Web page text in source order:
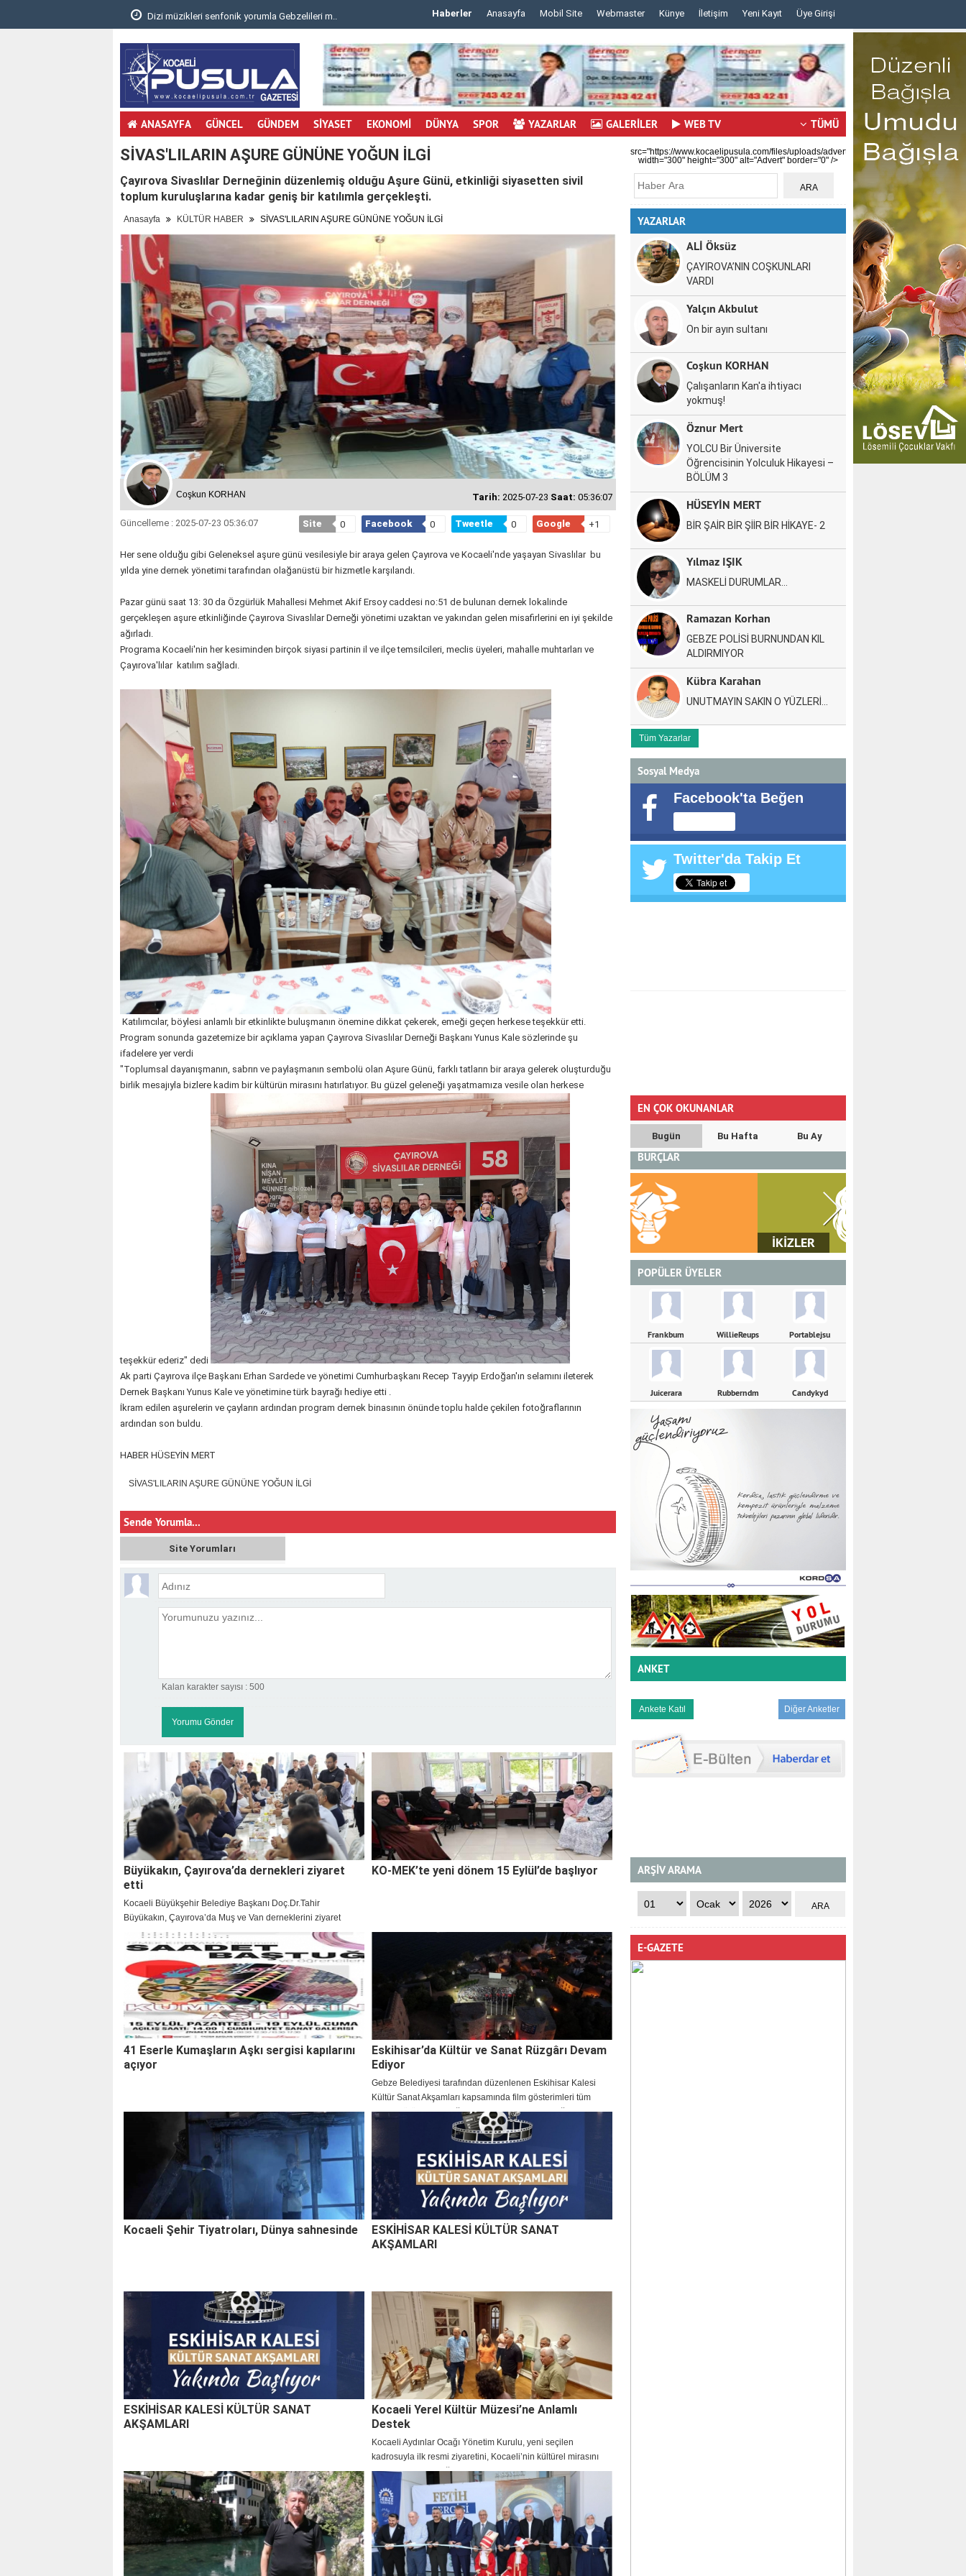
Dizi müzikleri senfonik yorumla Gebzelileri m.. Haberler Anasayfa Mobil Site Webmaster Künye İletişim Yeni Kayıt Üye Girişi
ANASAYFA GÜNCEL GÜNDEM SİYASET EKONOMİ DÜNYA SPOR YAZARLAR GALERİLER WEB TV TÜMÜ
SİVAS'LILARIN AŞURE GÜNÜNE YOĞUN İLGİ
Çayırova Sivaslılar Derneğinin düzenlemiş olduğu Aşure Günü, etkinliği siyasetten sivil
toplum kuruluşlarına kadar geniş bir katılımla gerçekleşti.
Anasayfa KÜLTÜR HABER SİVAS'LILARIN AŞURE GÜNÜNE YOĞUN İLGİ
Coşkun KORHAN Tarih: 2025-07-23 Saat: 05:36:07
Güncelleme : 2025-07-23 05:36:07 Site 0 Facebook 0 Tweetle 0 Google +1
Her sene olduğu gibi Geleneksel aşure günü vesilesiyle bir araya gelen Çayırova ve Kocaeli'nde yaşayan Sivaslılar bu
yılda yine dernek yönetimi tarafından olağanüstü bir hizmetle karşılandı.
Pazar günü saat 13: 30 da Özgürlük Mahallesi Mehmet Akif Ersoy caddesi no:51 de bulunan dernek lokalinde
gerçekleşen aşure etkinliğinde Çayırova Sivaslılar Derneği yönetimi uzaktan ve yakından gelen misafirlerini en iyi şekilde
ağırladı.
Programa Kocaeli'nin her kesiminden birçok siyasi partinin il ve ilçe temsilcileri, meclis üyeleri, mahalle muhtarları ve
Çayırova'lılar katılım sağladı.
Katılımcılar, böylesi anlamlı bir etkinlikte buluşmanın önemine dikkat çekerek, emeği geçen herkese teşekkür etti.
Program sonunda gazetemize bir açıklama yapan Çayırova Sivaslılar Derneği Başkanı Yunus Kale sözlerinde şu
ifadelere yer verdi
"Toplumsal dayanışmanın, sabrın ve paylaşmanın sembolü olan Aşure Günü, farklı tatların bir araya gelerek oluşturduğu
birlik mesajıyla bizlere kadim bir kültürün mirasını hatırlatıyor. Bu güzel geleneği yaşatmamıza vesile olan herkese
teşekkür ederiz" dedi
Ak parti Çayırova ilçe Başkanı Erhan Sardede ve yönetimi Cumhurbaşkanı Recep Tayyip Erdoğan'ın selamını ileterek
Dernek Başkanı Yunus Kale ve yönetimine türk bayrağı hediye etti .
İkram edilen aşurelerin ve çayların ardından program dernek binasının önünde toplu halde çekilen fotoğraflarının
ardından son buldu.
HABER HÜSEYİN MERT
SİVAS'LILARIN AŞURE GÜNÜNE YOĞUN İLGİ
Sende Yorumla...
Site Yorumları
Kalan karakter sayısı : 500
Büyükakın, Çayırova’da dernekleri ziyaret
etti
Kocaeli Büyükşehir Belediye Başkanı Doç.Dr.Tahir
Büyükakın, Çayırova’da Muş ve Van derneklerini ziyaret
ederek vatandaşlarla buluştu. Ziyaretlerde birlik ve beraberlik
mesajı verdi.
KO-MEK’te yeni dönem 15 Eylül’de başlıyor
41 Eserle Kumaşların Aşkı sergisi kapılarını
açıyor
Eskihisar’da Kültür ve Sanat Rüzgârı Devam
Ediyor
Gebze Belediyesi tarafından düzenlenen Eskihisar Kalesi
Kültür Sanat Akşamları kapsamında film gösterimleri tüm
hızıyla sürüyor. Etkinliğin ikinci akşamında “7. Koğuştaki
Mucize” filmi, tarihi atmosferiyle dikkat çeken Eskihisar
Kalesi’nde Gebzelilerin beğenisine sunuldu.
Kocaeli Şehir Tiyatroları, Dünya sahnesinde
ESKİHİSAR KALESİ KÜLTÜR SANAT
AKŞAMLARI
ESKİHİSAR KALESİ KÜLTÜR SANAT
AKŞAMLARI
Kocaeli Yerel Kültür Müzesi’ne Anlamlı
Destek
Kocaeli Aydınlar Ocağı Yönetim Kurulu, yeni seçilen
kadrosuyla ilk resmi ziyaretini, Kocaeli’nin kültürel mirasını
korumak ve geleceğe taşımak amacıyla kurulan Kocaeli Yerel
Kültür Müzesi’ne gerçekleştirdi. Prof. Dr. Tahir Serkan Irmak,
Salih Işık, İdris Türkten, Av. Şeref Gönenli, Prof. Dr. Ayşe
Günsel, Prof. Dr. Ali Talip Akpınar, Şenol Karamus, Banu
Aykan, Yunus Batmaz, Mustafa Görgün, Nail Baki, Şevval
Gönenli ve Hamdullah Altun’dan oluşan yönetim kurulu, bu
anlamlı ziyaretle yerel kültürün önemine vurgu yaptı. Kocaeli
Yerel Kültür Platformu Başkanı Dr. Metin Şentürk ve Müze
src="https://www.kocaelipusula.com/files/uploads/advert/c59b0ea80a.jpg"
width="300" height="300" alt="Advert" border="0" />
YAZARLAR
ALİ Öksüz
ÇAYIROVA’NIN COŞKUNLARI
VARDI
Yalçın Akbulut
On bir ayın sultanı
Coşkun KORHAN
Çalışanların Kan'a ihtiyacı
yokmuş!
Öznur Mert
YOLCU Bir Üniversite
Öğrencisinin Yolculuk Hikayesi –
BÖLÜM 3
HÜSEYİN MERT
BİR ŞAİR BİR ŞİİR BİR HİKAYE- 2
Yılmaz IŞIK
MASKELİ DURUMLAR…
Ramazan Korhan
GEBZE POLİSİ BURNUNDAN KIL
ALDIRMIYOR
Kübra Karahan
UNUTMAYIN SAKIN O YÜZLERİ…
Tüm Yazarlar
Sosyal Medya
Facebook'ta Beğen
Twitter'da Takip Et
EN ÇOK OKUNANLAR
Bugün Bu Hafta Bu Ay
BURÇLAR
KOÇ BOĞA İKİZLER
POPÜLER ÜYELER
Frankbum WillieReups Portablejsu
Juicerara Rubberndm Candykyd
ANKET
Diğer Anketler
ARŞİV ARAMA
E-GAZETE